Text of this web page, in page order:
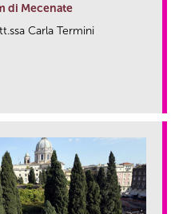
di Mecenate
Carla Termini